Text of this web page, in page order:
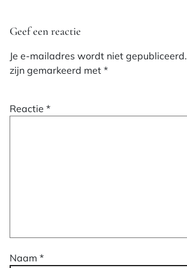
Geef een reactie
Je e-mailadres wordt niet gepubliceerd.
zijn gemarkeerd met *
Reactie *
Naam *